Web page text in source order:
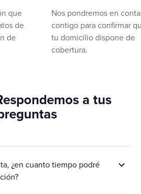
que
de
de
Nos pondremos en
contigo para confirmar
tu domicilio dispone de
cobertura.
a tus
¿en cuanto tiempo podré